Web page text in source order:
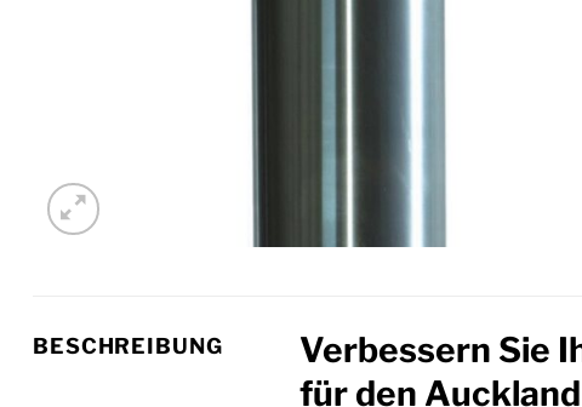
BESCHREIBUNG
Verbessern Sie
für den Auckland